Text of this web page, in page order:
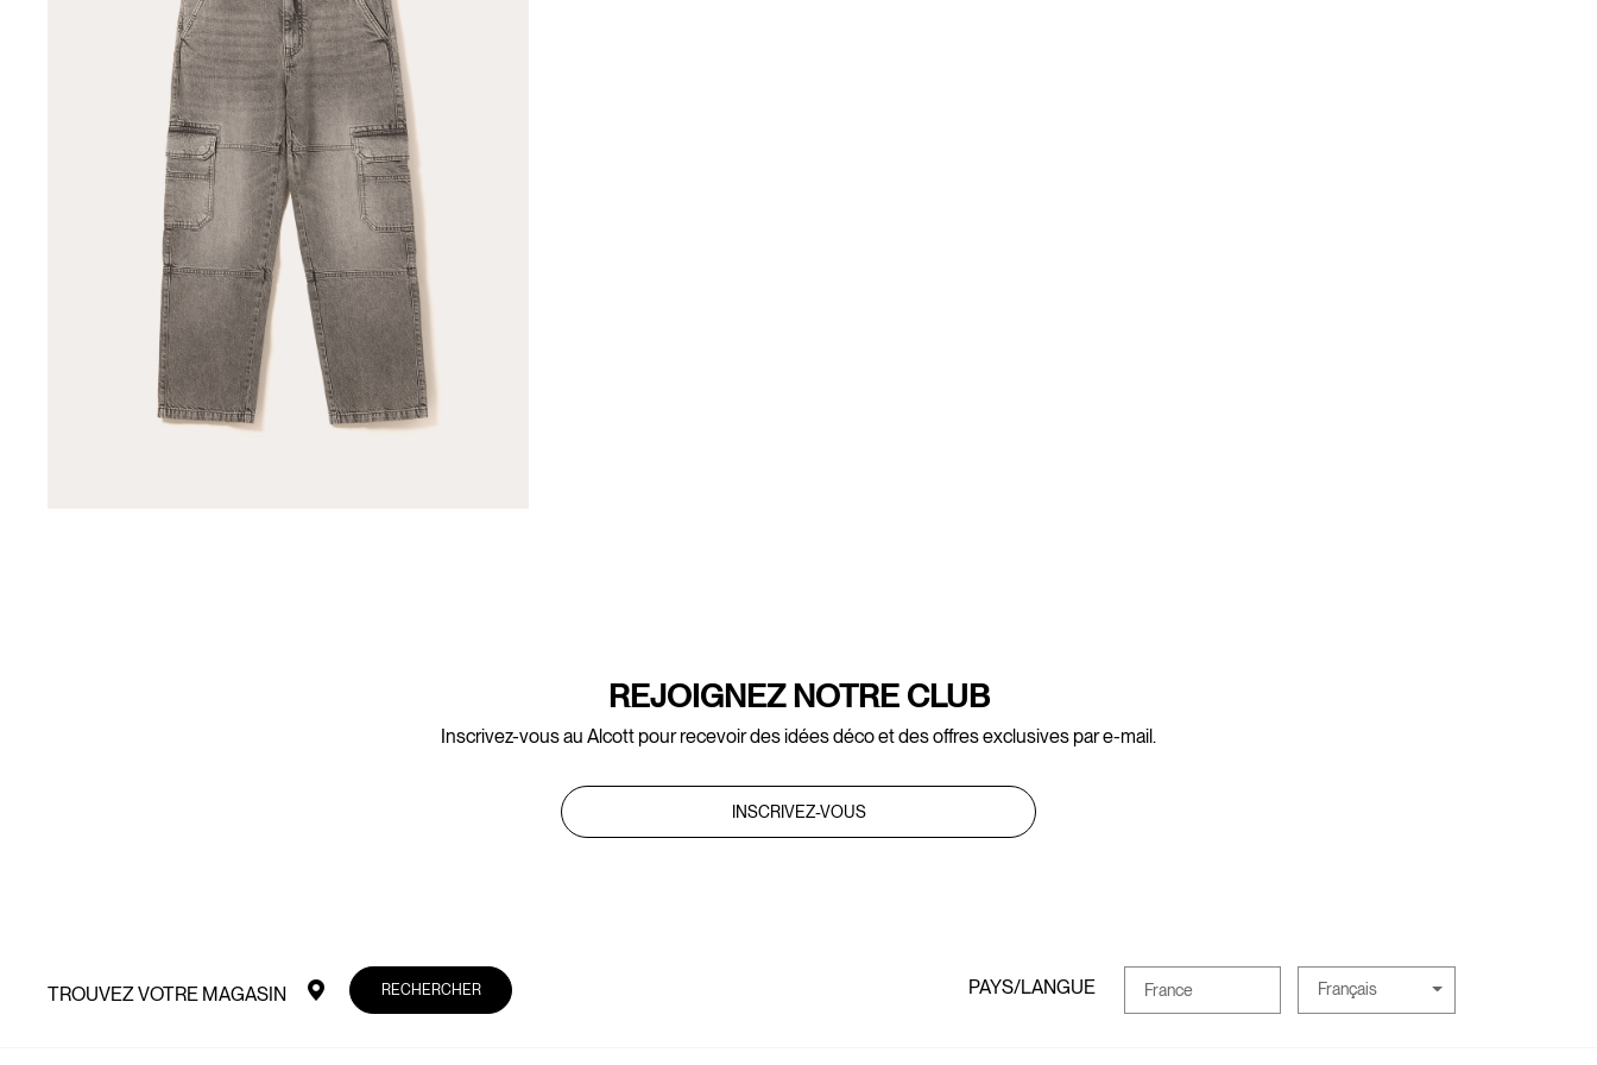
REJOIGNEZ NOTRE CLUB
Inscrivez-vous au Alcott pour recevoir des idées déco et des offres exclusives par e-mail.
INSCRIVEZ-VOUS
TROUVEZ VOTRE MAGASIN RECHERCHER PAYS/LANGUE France Français